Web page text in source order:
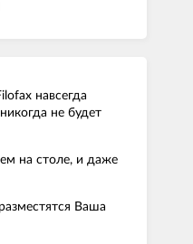
навсегда
не будет
на столе, и даже
Ваша